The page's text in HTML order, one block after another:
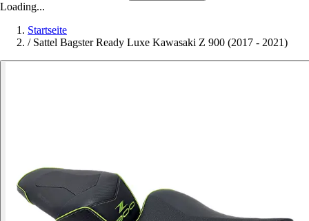
Loading...
Startseite
/ Sattel Bagster Ready Luxe Kawasaki Z 900 (2017 - 2021)